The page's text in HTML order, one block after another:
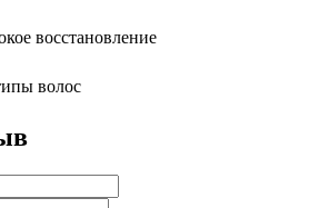
восстановление
волос